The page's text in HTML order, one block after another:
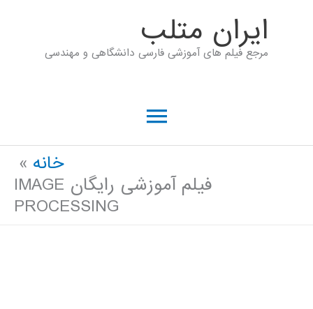
ايران متلب
مرجع فیلم های آموزشی فارسی دانشگاهی و مهندسی
فهرست
خانه
فیلم آموزشی رایگان IMAGE
PROCESSING